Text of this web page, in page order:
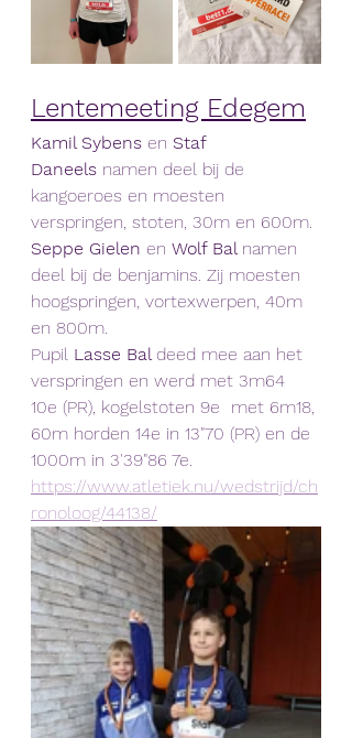
Lentemeeting Edegem
Kamil Sybens en Staf
Daneels namen deel bij de
kangoeroes en moesten
verspringen, stoten, 30m en 600m.
Seppe Gielen en Wolf Bal namen
deel bij de benjamins. Zij moesten
hoogspringen, vortexwerpen, 40m
en 800m.
Pupil Lasse Bal deed mee aan het
verspringen en werd met 3m64
10e (PR), kogelstoten 9e  met 6m18,
60m horden 14e in 13"70 (PR) en de
1000m in 3'39"86 7e.
https://www.atletiek.nu/wedstrijd/ch
ronoloog/44138/